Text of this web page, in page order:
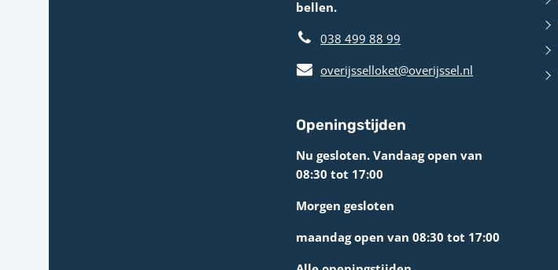
bellen.
038 499 88 99
overijsselloket@overijssel.nl
Openingstijden
Nu gesloten. Vandaag open van
08:30 tot 17:00
Morgen gesloten
maandag open van 08:30 tot 17:00